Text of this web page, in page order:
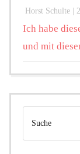
Horst Schulte |
Ich habe
und mit